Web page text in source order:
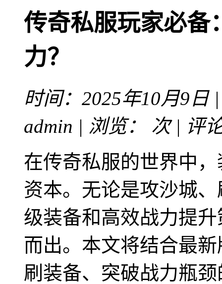
传奇私服玩家必备
力？
时间：2025年10月9日
admin | 浏览：
次 | 评
在传奇私服的世界中
资本。无论是攻沙城
级装备和高效战力提
而出。本文将结合最
刷装备、突破战力瓶